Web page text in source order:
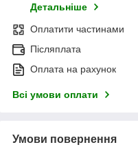
Детальніше
Оплатити частинами
Післяплата
Оплата на рахунок
Всі умови оплати
Умови повернення